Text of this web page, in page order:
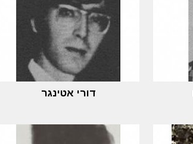
דורי אטינגר